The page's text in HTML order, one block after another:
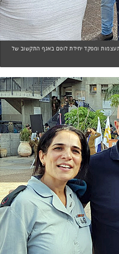
ומפקד יחידת לוטם באגף התקשוב של